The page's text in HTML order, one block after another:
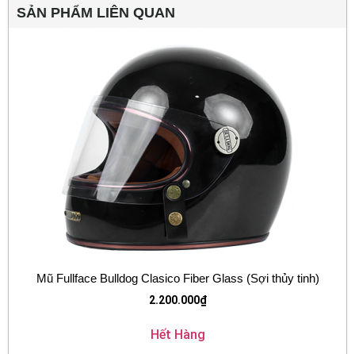
SẢN PHẨM LIÊN QUAN
Mũ Fullface Bulldog Clasico Fiber Glass (Sợi thủy tinh)
2.200.000₫
Hết Hàng